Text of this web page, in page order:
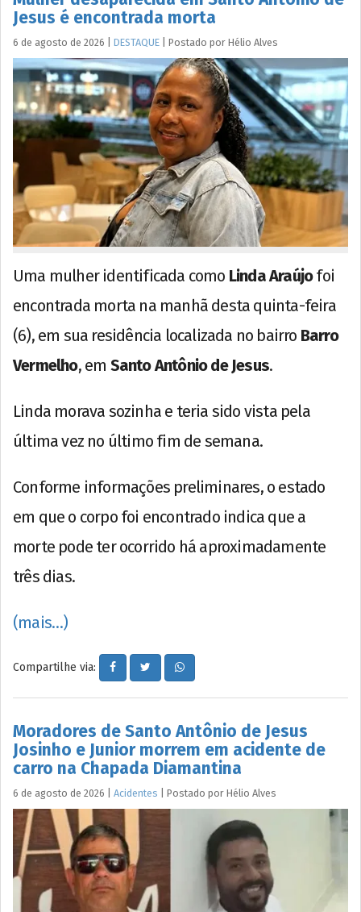
Jesus é encontrada morta
6 de agosto de 2026 DESTAQUE Postado por Hélio Alves
Uma mulher identificada como Linda Araújofoi
encontrada morta na manhã desta quinta-feira
(6), em sua residência localizada no bairro Barro
Vermelho, em Santo Antônio de Jesus.
Linda morava sozinha e teria sido vista pela
última vez no último fim de semana.
Conforme informações preliminares, o estado
em que o corpo foi encontrado indica que a
morte pode ter ocorrido há aproximadamente
três dias.
(mais…)
Compartilhe via:
Moradores de Santo Antônio de Jesus
Josinho e Junior morrem em acidente de
carro na Chapada Diamantina
6 de agosto de 2026 Acidentes Postado por Hélio Alves